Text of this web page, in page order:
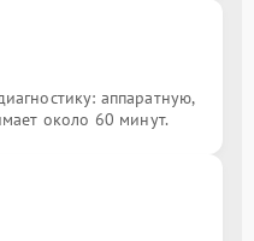
аппаратную,
около 60 минут.